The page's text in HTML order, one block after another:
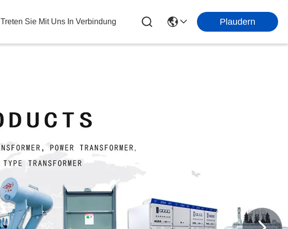
Treten Sie Mit Uns In Verbindung Plaudern